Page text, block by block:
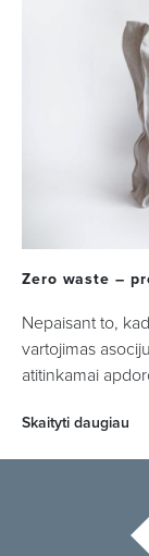
Zero waste –
Nepaisant to,
vartojimas
atitinkamai
Skaityti daugiau